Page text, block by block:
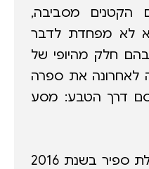
הקטנים מסביבה,
לא מפחדת לדבר
חלק מהיופי של
לאחרונה את ספרה
דרך הטבע: מסע
היא למדה קולנוע במכללת ספיר בשנת 2016